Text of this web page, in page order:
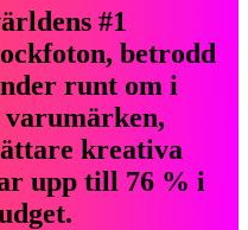
#1
betrodd
runt om i
kreativa
upp till 76 % i